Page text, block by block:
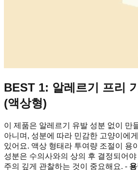
BEST 1: 알레르기 프리
(액상형)
이 제품은 알레르기 유발 성분 없이 만
아니며, 성분에 따라 민감한 고양이에
있어요. 액상 형태라 투여량 조절이 용
성분은 수의사와의 상의 후 결정되어
주의 깊게 관찰하는 것이 중요해요. -